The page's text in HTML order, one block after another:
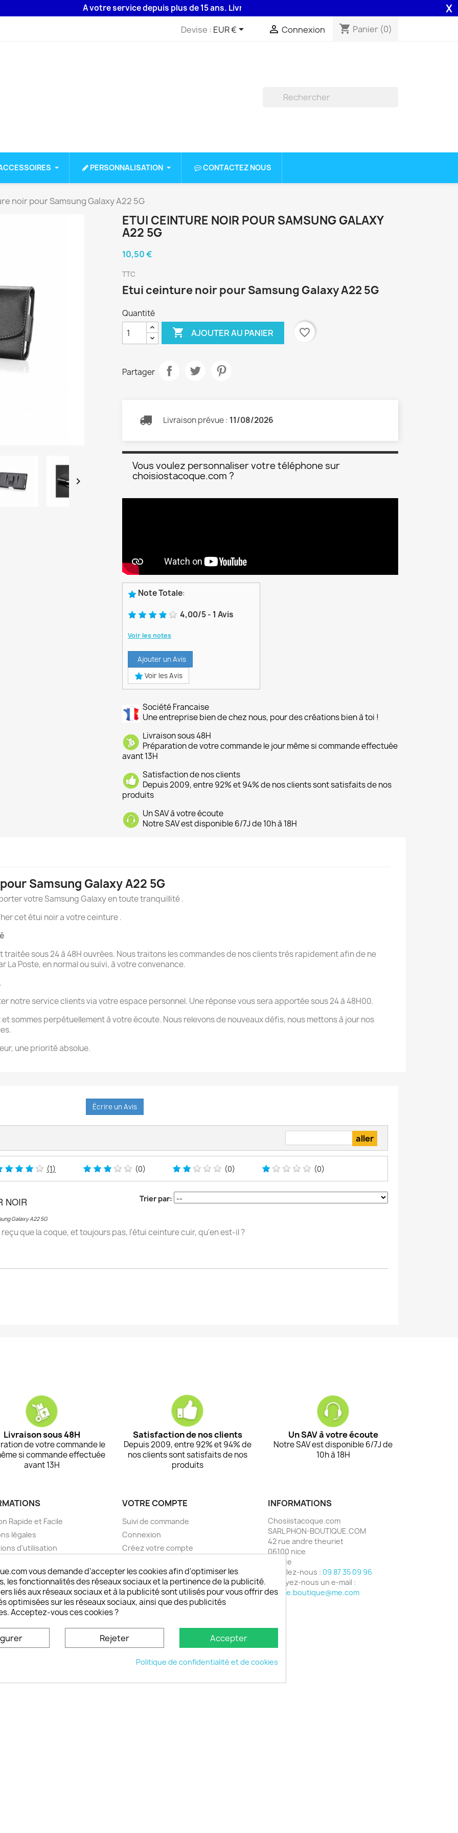
A votre service depuis plus de 15 ans. Livraison 48H assurée par la Poste . X
Devise : EUR €  Connexion shopping_cart Panier (0)
PERSONNALISATION CONTACTEZ NOUS
noir pour Samsung Galaxy A22 5G

ETUI CEINTURE NOIR POUR SAMSUNG GALAXY
A22 5G
10,50 €
TTC
Etui ceinture noir pour Samsung Galaxy A22 5G
Quantité
 AJOUTER AU PANIER favorite_border
Partager
Livraison prévue : 11/08/2026
Vous voulez personnaliser votre téléphone sur
choisiostacoque.com ?
Note Totale:
4,00/5- 1 Avis
Voir les notes
Ajouter un Avis
Voir les Avis
Société Francaise
Une entreprise bien de chez nous, pour des créations bien à toi !
Livraison sous 48H
Préparation de votre commande le jour même si commande effectuée
avant 13H
Satisfaction de nos clients
Depuis 2009, entre 92% et 94% de nos clients sont satisfaits de nos
produits
Un SAV à votre écoute
Notre SAV est disponible 6/7J de 10h à 18H
Samsung Galaxy A22 5G
votre Samsung Galaxy en toute tranquillité .
cet étui noir a votre ceinture .
sous 24 à 48H ouvrées. Nous traitons les commandes de nos clients très rapidement afin de ne
Poste, en normal ou suivi, à votre convenance.
notre service clients via votre espace personnel. Une réponse vous sera apportée sous 24 à 48H00.
sommes perpétuellement à votre écoute. Nous relevons de nouveaux défis, nous mettons à jour nos
une priorité absolue.
Écrire un Avis
(1) (0) (0) (0)
Trier par:
NOIR
Galaxy A22 5G
reçu que la coque, et toujours pas, l'étui ceinture cuir, qu'en est-il ?
Livraison sous 48H
de votre commande le
si commande effectuée
avant 13H
Satisfaction de nos clients
Depuis 2009, entre 92% et 94% de
nos clients sont satisfaits de nos
produits
Un SAV à votre écoute
Notre SAV est disponible 6/7J de
10h à 18H
Rapide et Facile
légales
d'utilisation
sécurisé choisistacoque
et remboursements
DOM TOM et outremer
personnaliser son
VOTRE COMPTE
Suivi de commande
Connexion
Créez votre compte
INFORMATIONS
Chosiistacoque.com
SARL PHON-BOUTIQUE.COM
42 rue andre theuriet
06100 nice
France
Appelez-nous : 09 87 35 09 96
Envoyez-nous un e-mail :
phone.boutique@me.com
© 2026 - choisistacoque.com
vous demande d'accepter les cookies afin d'optimiser les
les fonctionnalités des réseaux sociaux et la pertinence de la publicité.
liés aux réseaux sociaux et à la publicité sont utilisés pour vous offrir des
optimisées sur les réseaux sociaux, ainsi que des publicités
Acceptez-vous ces cookies ?
Rejeter Accepter
Politique de confidentialité et de cookies